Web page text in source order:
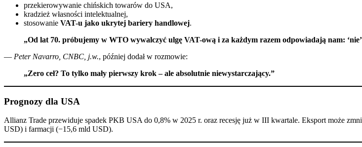
przekierowywanie chińskich towarów do USA,
kradzież własności intelektualnej,
stosowanie VAT-u jako ukrytej bariery handlowej.
„Od lat 70. próbujemy w WTO wywalczyć ulgę VAT-ową i za każdym razem odpowiadają nam:
— Peter Navarro, CNBC, j.w., później dodał w rozmowie:
„Zero ceł? To tylko mały pierwszy krok – ale absolutnie niewystarczający.”
Prognozy dla USA
Allianz Trade przewiduje spadek PKB USA do 0,8% w 2025 r. oraz recesję już w III kwartale. Eksport może
USD) i farmacji (−15,6 mld USD).